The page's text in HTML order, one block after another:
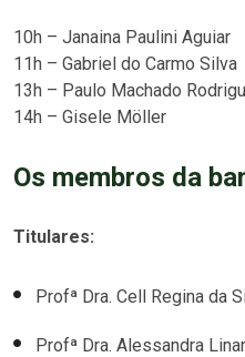
10h – Janaina Paulini Aguiar
11h – Gabriel do Carmo Silva
13h – Paulo Machado
14h – Gisele Möller
Os membros da
Titulares:
Profª Dra. Cell Regina da
Profª Dra. Alessandra